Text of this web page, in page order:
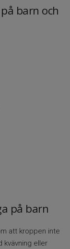
barn och
på barn
att kroppen inte
kvävning eller